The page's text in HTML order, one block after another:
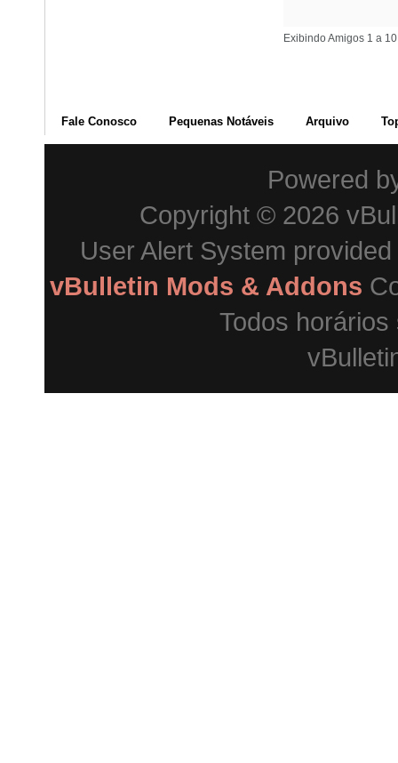
Exibindo Amigos 1 a
Fale Conosco Pequenas Notáveis Arquivo
Powered
Copyright © 2026
User Alert System
vBulletin Mods & Addons
Todos